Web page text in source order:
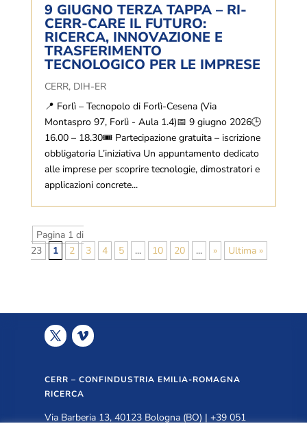
9 GIUGNO TERZA TAPPA – RI-
CERR-CARE IL FUTURO:
RICERCA, INNOVAZIONE E
TRASFERIMENTO
TECNOLOGICO PER LE IMPRESE
CERR, DIH-ER
📍 Forlì – Tecnopolo di Forlì-Cesena (Via
Montaspro 97, Forlì - Aula 1.4)📅 9 giugno 2026🕒
16.00 – 18.30🎟 Partecipazione gratuita – iscrizione
obbligatoria L’iniziativa Un appuntamento dedicato
alle imprese per scoprire tecnologie, dimostratori e
applicazioni concrete...
Pagina 1 di
23
1 2 3 4 5 ... 10 20 ... » Ultima »
CERR – CONFINDUSTRIA EMILIA-ROMAGNA
RICERCA
Via Barberia 13, 40123 Bologna (BO) | +39 051